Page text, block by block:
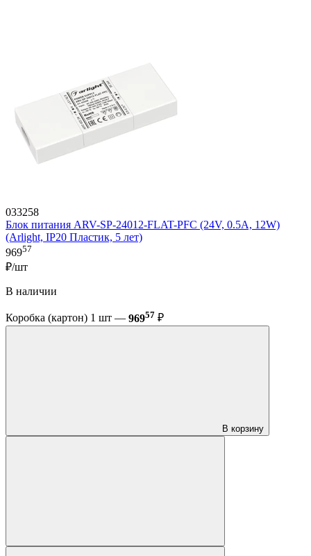
033258
Блок питания ARV-SP-24012-FLAT-PFC (24V, 0.5A, 12W)
(Arlight, IP20 Пластик, 5 лет)
96957
₽/шт
В наличии
Коробка (картон) 1 шт — 96957 ₽
В корзину